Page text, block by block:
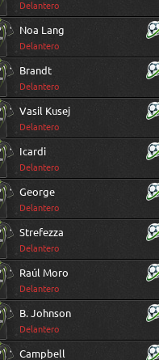
Delantero
Noa Lang
Delantero
Brandt
Delantero
Vasil Kusej
Delantero
Icardi
Delantero
George
Delantero
Strefezza
Delantero
Raúl Moro
Delantero
B. Johnson
Delantero
Campbell